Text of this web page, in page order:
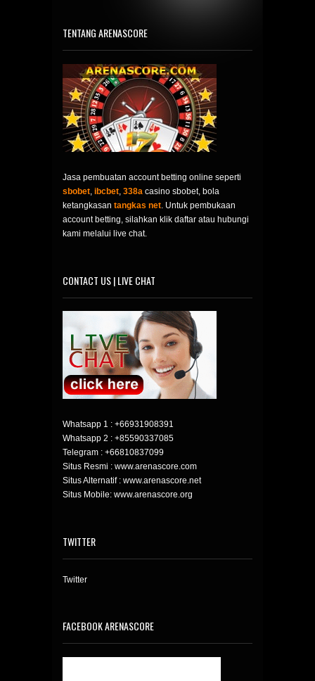
TENTANG ARENASCORE
Jasa pembuatan account betting online seperti
sbobet, ibcbet, 338a casino sbobet, bola
ketangkasan tangkas net. Untuk pembukaan
account betting, silahkan klik daftar atau hubungi
kami melalui live chat.
CONTACT US | LIVE CHAT
Whatsapp 1 : +66931908391
Whatsapp 2 : +85590337085
Telegram : +66810837099
Situs Resmi : www.arenascore.com
Situs Alternatif : www.arenascore.net
Situs Mobile: www.arenascore.org
TWITTER
Twitter
FACEBOOK ARENASCORE